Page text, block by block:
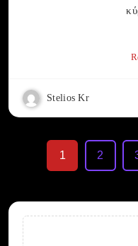
Stelios Kr
1 2
Search